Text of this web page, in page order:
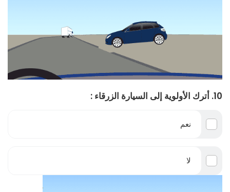
10. أترك الأولوية إلى السيارة الزرقاء :
نعم
لا